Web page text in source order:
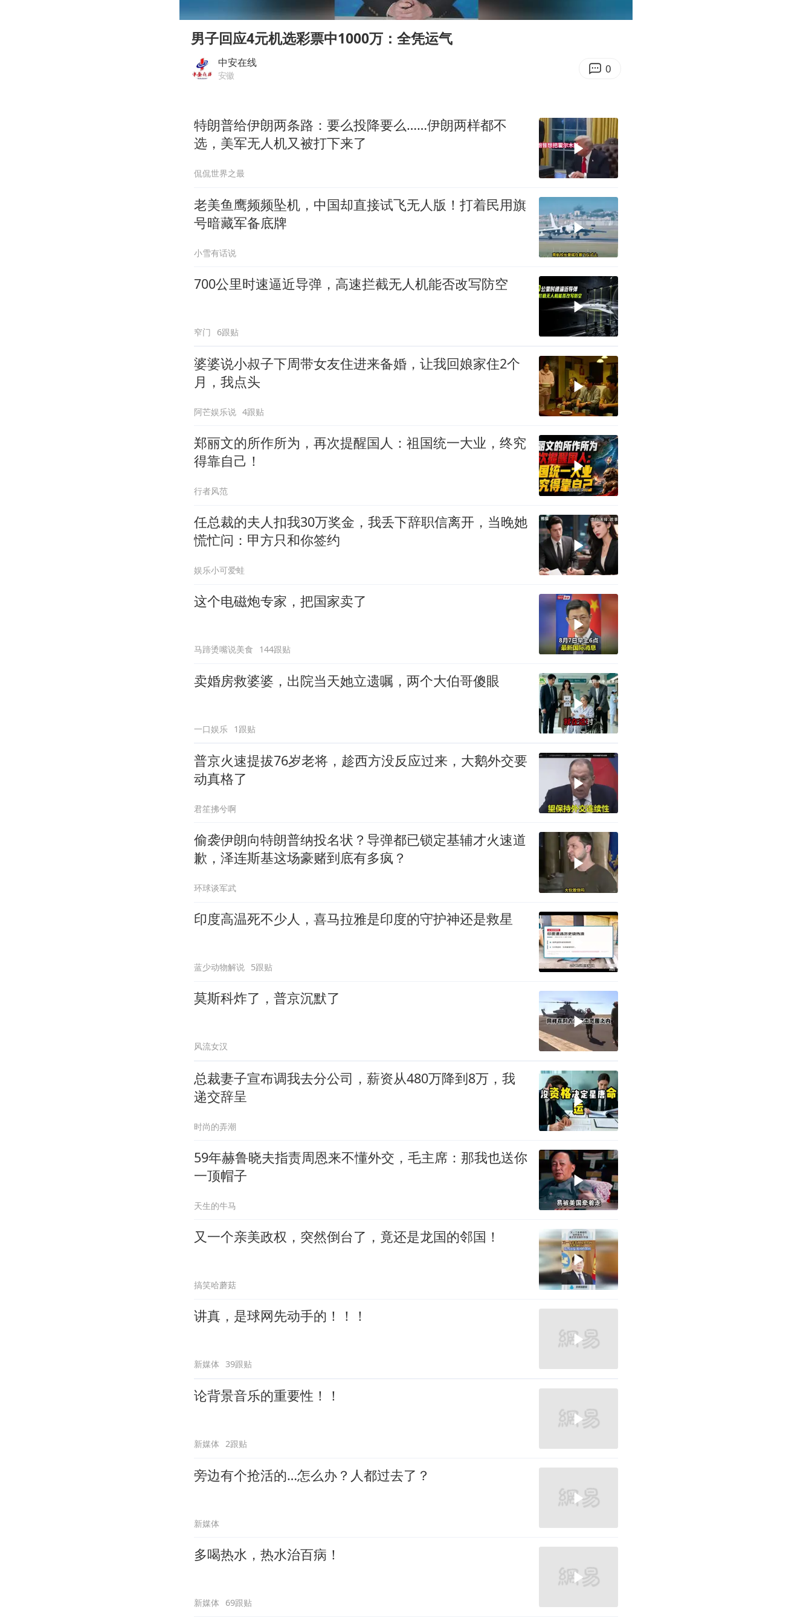
刘浩存百花奖开幕式红裙起舞
店主称换“青海拉面”招牌后生意更好
万岁山接盘烂尾恒大文旅城
张本智和：零封向鹏不意外
男子回应4元机选彩票中1000万：全凭运气
中安在线
安徽 0
特朗普给伊朗两条路：要么投降要么……伊朗两样都不
选，美军无人机又被打下来了
侃侃世界之最
老美鱼鹰频频坠机，中国却直接试飞无人版！打着民用旗
号暗藏军备底牌
小雪有话说
700公里时速逼近导弹，高速拦截无人机能否改写防空
窄门 6跟贴
婆婆说小叔子下周带女友住进来备婚，让我回娘家住2个
月，我点头
阿芒娱乐说 4跟贴
郑丽文的所作所为，再次提醒国人：祖国统一大业，终究
得靠自己！
行者风范
任总裁的夫人扣我30万奖金，我丢下辞职信离开，当晚她
慌忙问：甲方只和你签约
娱乐小可爱蛙
这个电磁炮专家，把国家卖了
马蹄烫嘴说美食 144跟贴
卖婚房救婆婆，出院当天她立遗嘱，两个大伯哥傻眼
一口娱乐 1跟贴
普京火速提拔76岁老将，趁西方没反应过来，大鹅外交要
动真格了
君笙拂兮啊
偷袭伊朗向特朗普纳投名状？导弹都已锁定基辅才火速道
歉，泽连斯基这场豪赌到底有多疯？
环球谈军武
印度高温死不少人，喜马拉雅是印度的守护神还是救星
蓝少动物解说 5跟贴
莫斯科炸了，普京沉默了
风流女汉
总裁妻子宣布调我去分公司，薪资从480万降到8万，我
递交辞呈
时尚的弄潮
59年赫鲁晓夫指责周恩来不懂外交，毛主席：那我也送你
一顶帽子
天生的牛马
又一个亲美政权，突然倒台了，竟还是龙国的邻国！
搞笑哈蘑菇
讲真，是球网先动手的！！！
新媒体 39跟贴
论背景音乐的重要性！！
新媒体 2跟贴
旁边有个抢活的…怎么办？人都过去了？
新媒体
多喝热水，热水治百病！
新媒体 69跟贴